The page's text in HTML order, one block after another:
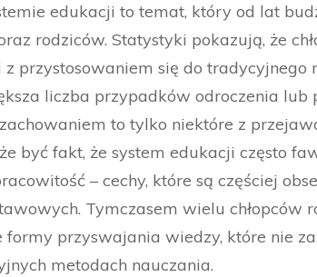
edukacji to temat, który od lat
rodziców. Statystyki pokazują, że
przystosowaniem się do tradycyjnego
liczba przypadków odroczenia lub
to tylko niektóre z
być fakt, że system edukacji często
– cechy, które są częściej
Tymczasem wielu chłopców
przyswajania wiedzy, które nie
metodach nauczania.